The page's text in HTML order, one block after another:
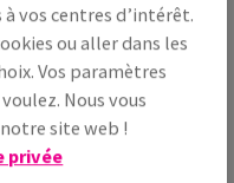
Guide des quantités
vos centres d’intérêt.
ou aller dans les
Vos paramètres
Nous vous
site web !
privée